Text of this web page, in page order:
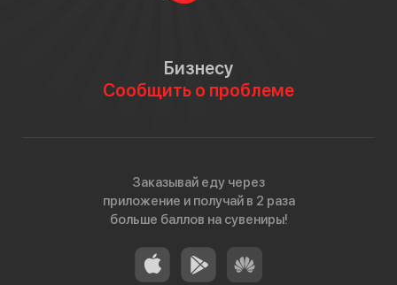
Бизнесу
Сообщить о проблеме
Заказывай еду через
приложение и получай в 2 раза
больше баллов на сувениры!